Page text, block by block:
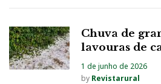
Chuva de
lavouras de
1 de junho de 2026
by Revistarural